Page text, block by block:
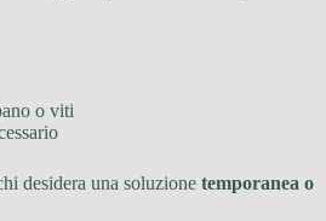
o viti
desidera una soluzione temporanea o